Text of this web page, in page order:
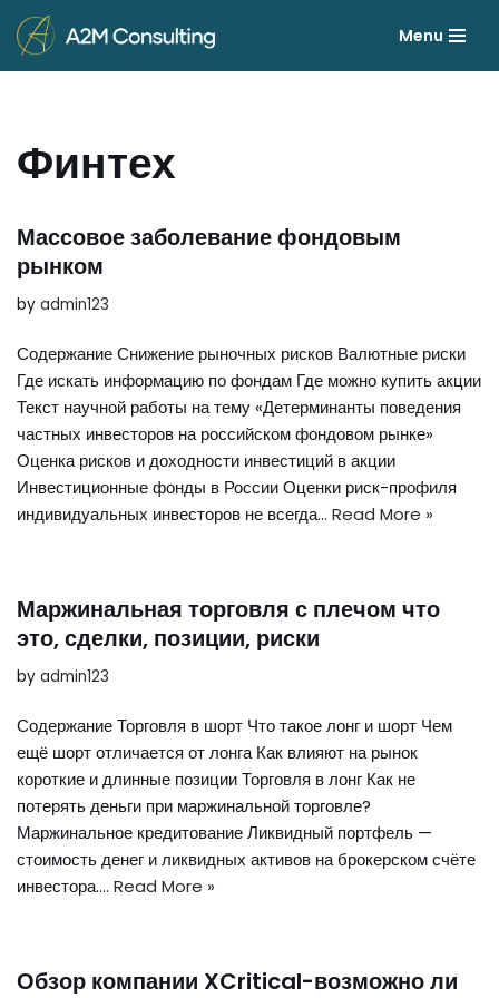
Skip
Menu
Финтех
Массовое заболевание фондовым
рынком
by admin123
Содержание Снижение рыночных рисков Валютные риски
Где искать информацию по фондам Где можно купить акции
Текст научной работы на тему «Детерминанты поведения
частных инвесторов на российском фондовом рынке»
Оценка рисков и доходности инвестиций в акции
Инвестиционные фонды в России Оценки риск-профиля
индивидуальных инвесторов не всегда… Read More »
Маржинальная торговля с плечом что
это, сделки, позиции, риски
by admin123
Содержание Торговля в шорт Что такое лонг и шорт Чем
ещё шорт отличается от лонга Как влияют на рынок
короткие и длинные позиции Торговля в лонг Как не
потерять деньги при маржинальной торговле?
Маржинальное кредитование Ликвидный портфель —
стоимость денег и ликвидных активов на брокерском счёте
инвестора.… Read More »
Обзор компании XCritical-возможно ли